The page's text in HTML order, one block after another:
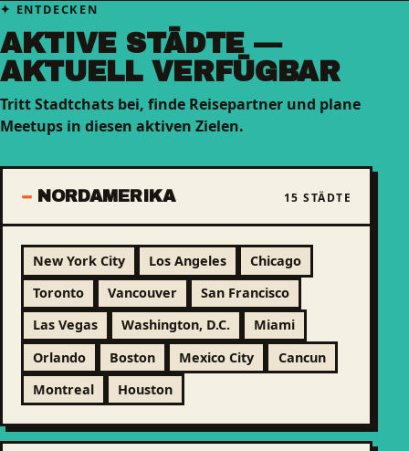
ENTDECKEN
AKTIVE STÄDTE —
AKTUELL VERFÜGBAR
Tritt Stadtchats bei, finde Reisepartner und plane
Meetups in diesen aktiven Zielen.
NORDAMERIKA 15 STÄDTE
New York City Los Angeles
Chicago
Toronto
Vancouver
San Francisco
Las Vegas
Washington, D.C.
Miami
Orlando
Boston Mexico City
Cancun
Montreal
Houston